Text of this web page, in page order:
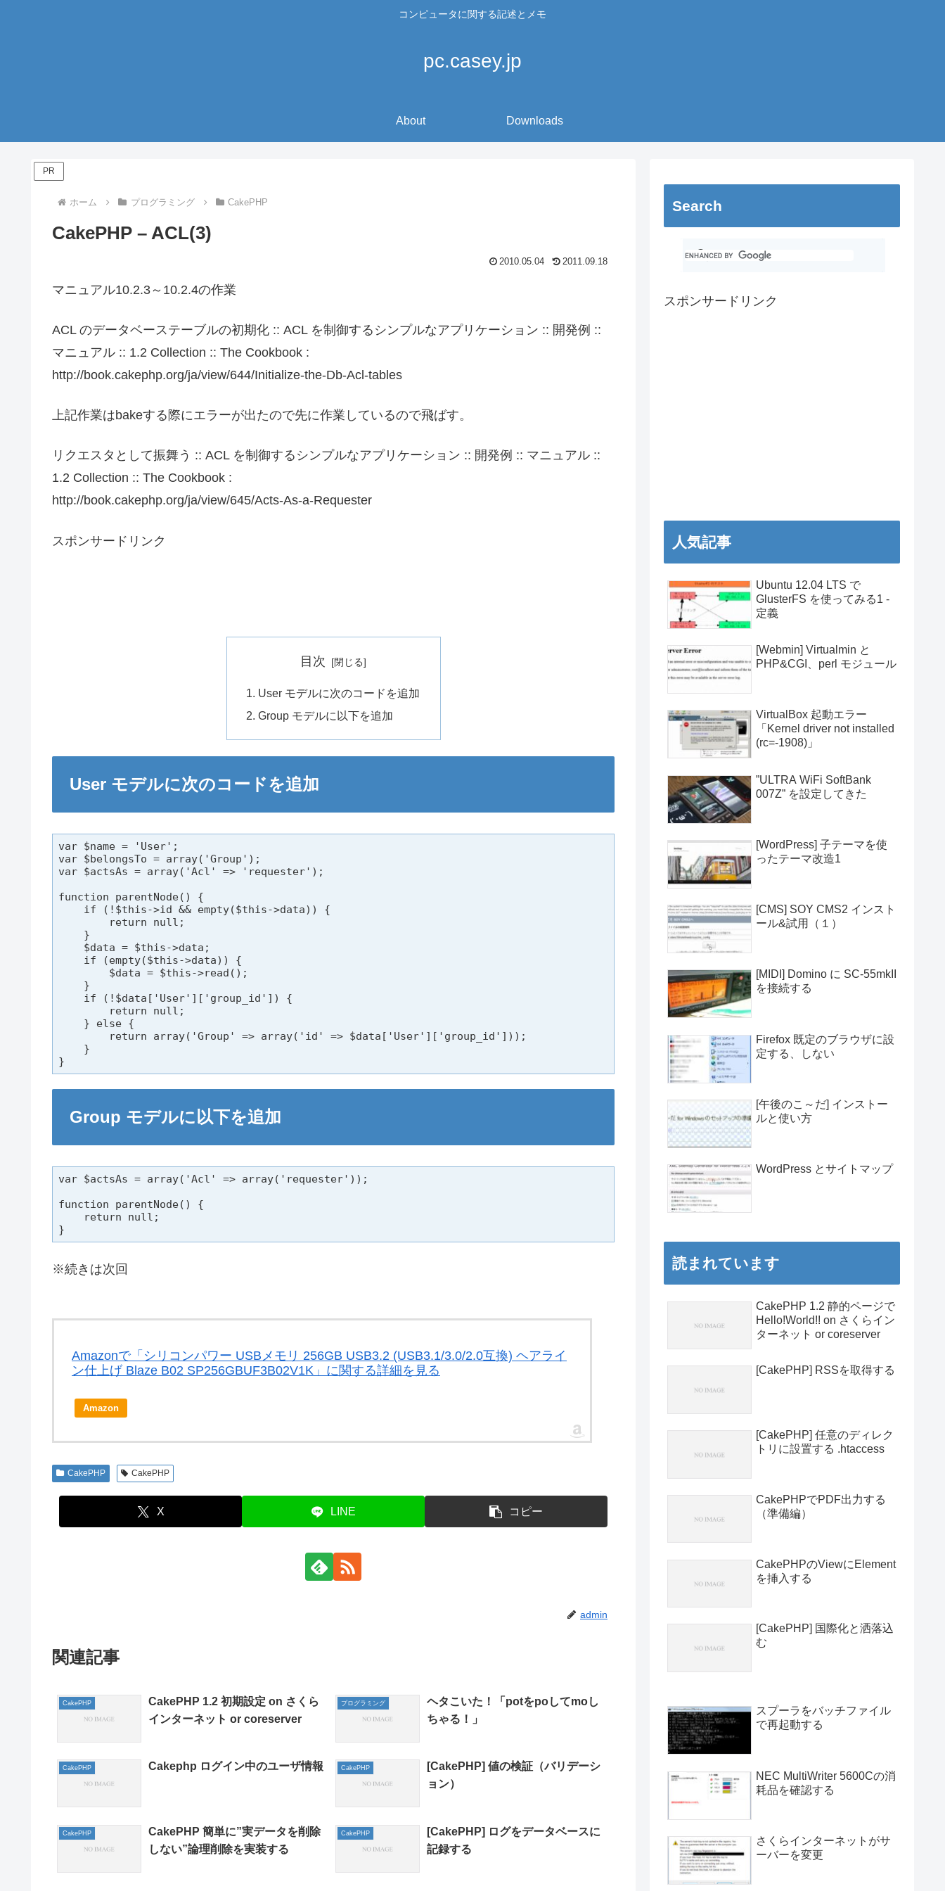
コンピュータに関する記述とメモ
pc.casey.jp
About Downloads
PR
ホーム プログラミング CakePHP
CakePHP – ACL(3)
2010.05.04 2011.09.18
マニュアル10.2.3～10.2.4の作業
ACL のデータベーステーブルの初期化 :: ACL を制御するシンプルなアプリケーション :: 開発例 ::
マニュアル :: 1.2 Collection :: The Cookbook :
http://book.cakephp.org/ja/view/644/Initialize-the-Db-Acl-tables
上記作業はbakeする際にエラーが出たので先に作業しているので飛ばす。
リクエスタとして振舞う :: ACL を制御するシンプルなアプリケーション :: 開発例 :: マニュアル ::
1.2 Collection :: The Cookbook :
http://book.cakephp.org/ja/view/645/Acts-As-a-Requester
スポンサードリンク
目次
User モデルに次のコードを追加
Group モデルに以下を追加
User モデルに次のコードを追加
var $name = 'User';
var $belongsTo = array('Group');
var $actsAs = array('Acl' => 'requester');
function parentNode() {
    if (!$this->id && empty($this->data)) {
        return null;
    }
    $data = $this->data;
    if (empty($this->data)) {
        $data = $this->read();
    }
    if (!$data['User']['group_id']) {
        return null;
    } else {
        return array('Group' => array('id' => $data['User']['group_id']));
    }
}
Group モデルに以下を追加
var $actsAs = array('Acl' => array('requester'));
function parentNode() {
    return null;
}
※続きは次回
Amazonで「シリコンパワー USBメモリ 256GB USB3.2 (USB3.1/3.0/2.0互換) ヘアライ
ン仕上げ Blaze B02 SP256GBUF3B02V1K」に関する詳細を見る
Amazon
CakePHP CakePHP
X LINE コピー
admin
関連記事
CakePHP
CakePHP 1.2 初期設定 on さくら
インターネット or coreserver
プログラミング
ヘタこいた！「potをpoしてmoし
ちゃる！」
CakePHP Cakephp ログイン中のユーザ情報 CakePHP
[CakePHP] 値の検証（バリデーシ
ョン）
CakePHP
CakePHP 簡単に”実データを削除
しない”論理削除を実装する
CakePHP
[CakePHP] ログをデータベースに
記録する
Search
スポンサードリンク
人気記事
Ubuntu 12.04 LTS で
GlusterFS を使ってみる1 -
定義
[Webmin] Virtualmin と
PHP&CGI、perl モジュール
VirtualBox 起動エラー
「Kernel driver not installed
(rc=-1908)」
”ULTRA WiFi SoftBank
007Z” を設定してきた
[WordPress] 子テーマを使
ったテーマ改造1
[CMS] SOY CMS2 インスト
ール&試用（１）
[MIDI] Domino に SC-55mkII
を接続する
Firefox 既定のブラウザに設
定する、しない
[午後のこ～だ] インストー
ルと使い方
WordPress とサイトマップ
読まれています
CakePHP 1.2 静的ページで
Hello!World!! on さくらイン
ターネット or coreserver
[CakePHP] RSSを取得する
[CakePHP] 任意のディレク
トリに設置する .htaccess
CakePHPでPDF出力する
（準備編）
CakePHPのViewにElement
を挿入する
[CakePHP] 国際化と洒落込
む
スプーラをバッチファイル
で再起動する
NEC MultiWriter 5600Cの消
耗品を確認する
さくらインターネットがサ
ーバーを変更